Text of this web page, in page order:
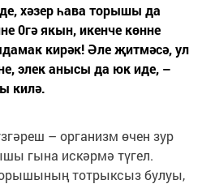
хәзер һава торышы да
0гә якын, икенче көнне
кирәк! Әле җитмәсә, ул
элек анысы да юк иде, –
килә.
– организм өчен зур
гына искәрмә түгел.
тотрыксыз булуы,